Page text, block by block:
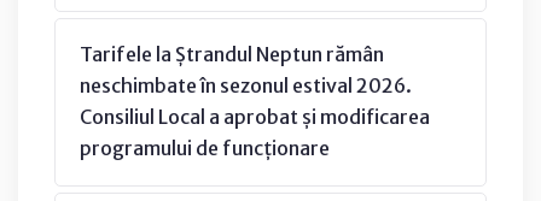
Tarifele la Ștrandul Neptun rămân
neschimbate în sezonul estival 2026.
Consiliul Local a aprobat și modificarea
programului de funcționare